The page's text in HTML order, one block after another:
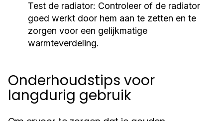
Test de radiator: Controleer of de radiator
goed werkt door hem aan te zetten en te
zorgen voor een gelijkmatige
warmteverdeling.
Onderhoudstips voor
langdurig gebruik